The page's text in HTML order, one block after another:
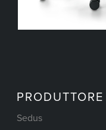
PRODUTTORE
Sedus